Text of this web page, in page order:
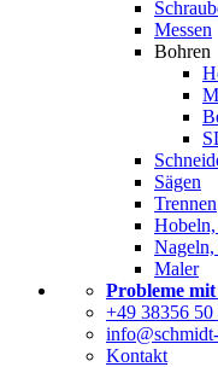
Messen
Bohren
Sägen
Trennen
Nageln,
Maler
Probleme
+49 38356 50
Kontakt